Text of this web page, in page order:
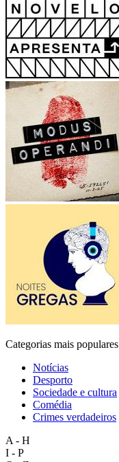
Categorias mais populares
Notícias
Desporto
Sociedade e cultura
Comédia
Crimes verdadeiros
A - H
I - P